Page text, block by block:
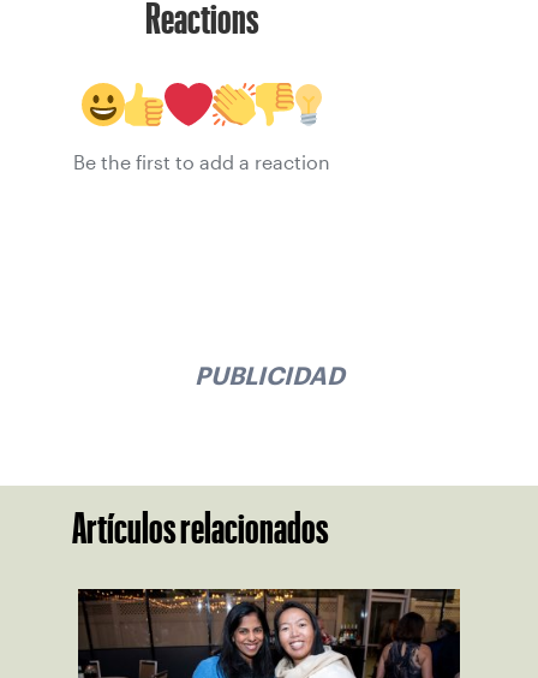
Reactions
Be the first to add a reaction
PUBLICIDAD
Artículos relacionados